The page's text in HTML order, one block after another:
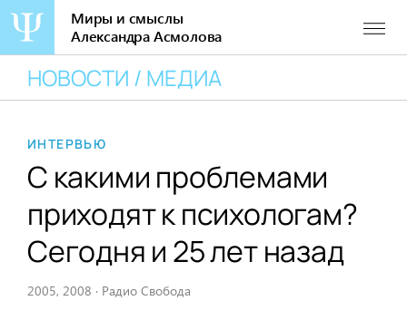
содержанию
Миры и смыслы
Александра Асмолова
НОВОСТИ / МЕДИА
ИНТЕРВЬЮ
С какими проблемами
приходят к психологам?
Сегодня и 25 лет назад
2005, 2008 · Радио Свобода